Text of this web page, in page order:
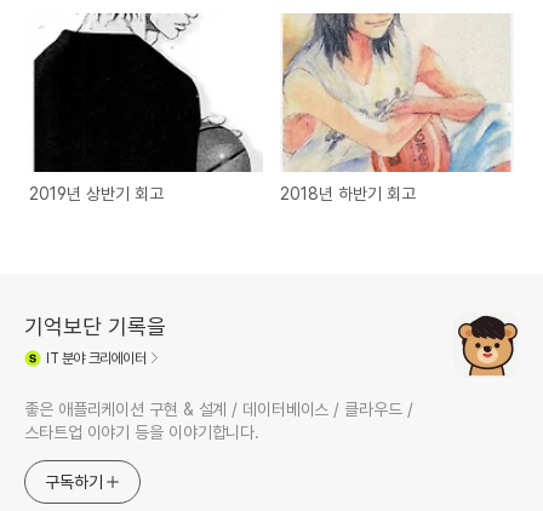
2019년 상반기 회고 2018년 하반기 회고
기억보단 기록을
IT 분야 크리에이터
좋은 애플리케이션 구현 & 설계 / 데이터베이스 / 클라우드 /
스타트업 이야기 등을 이야기합니다.
구독하기